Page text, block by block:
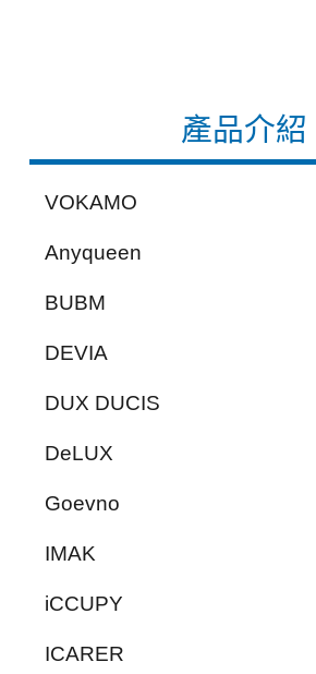
產品介紹
VOKAMO
Anyqueen
BUBM
DEVIA
DUX DUCIS
DeLUX
Goevno
IMAK
iCCUPY
ICARER